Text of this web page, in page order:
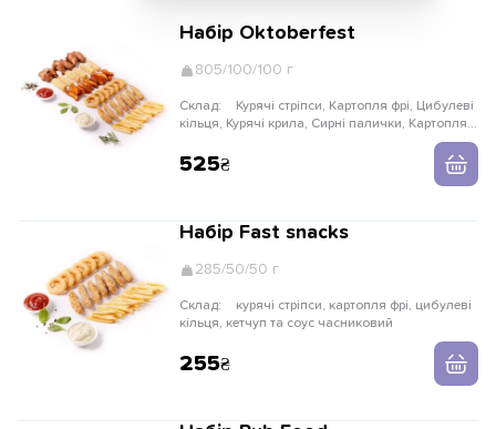
Набір Oktoberfest
805/100/100 г
Склад:
кільця, Курячі крила, Сирні палички, Картопляні
525
Набір Fast snacks
285/50/50 г
Склад:
кільця, кетчуп та соус часниковий
255